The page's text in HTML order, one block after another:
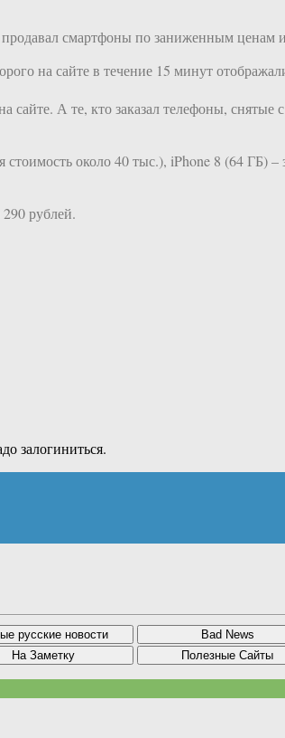
смартфоны по заниженным ценам
на сайте в течение 15 минут
сайте. А те, кто заказал телефоны,
около 40 тыс.), iPhone 8 (64 ГБ) –
рублей.
залогиниться.